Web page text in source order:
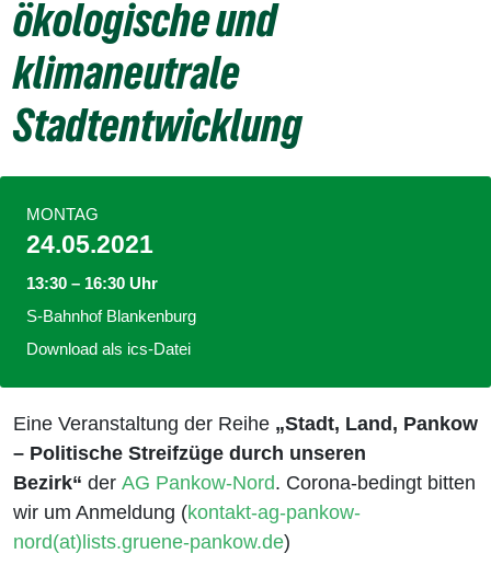
ökologische und
klimaneutrale
Stadtentwicklung
Eine Veranstaltung der Reihe „Stadt, Land, Pankow
– Politische Streifzüge durch unseren
Bezirk“ der AG Pankow-Nord. Corona-bedingt bitten
wir um Anmeldung (kontakt-ag-pankow-
nord(at)lists.gruene-pankow.de)
MONTAG
24.05.2021
13:30 – 16:30 Uhr
S-Bahnhof Blankenburg
Download als ics-Datei